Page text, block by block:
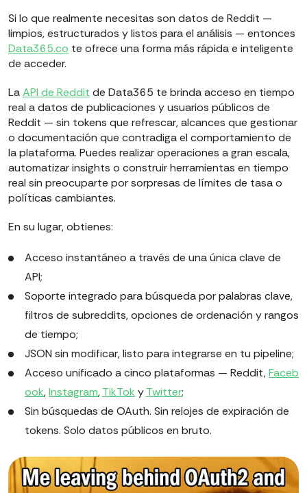
Si lo que realmente necesitas son datos de Reddit —
limpios, estructurados y listos para el análisis — entonces
Data365.co te ofrece una forma más rápida e inteligente
de acceder.
LaAPI de Reddit de Data365 te brinda acceso en tiempo
real a datos de publicaciones y usuarios públicos de
Reddit — sin tokens que refrescar, alcances que gestionar
o documentación que contradiga el comportamiento de
la plataforma. Puedes realizar operaciones a gran escala,
automatizar insights o construir herramientas en tiempo
real sin preocuparte por sorpresas de límites de tasa o
políticas cambiantes.
En su lugar, obtienes:
Acceso instantáneo a través de una única clave de
API;
Soporte integrado para búsqueda por palabras clave,
filtros de subreddits, opciones de ordenación y rangos
de tiempo;
JSON sin modificar, listo para integrarse en tu pipeline;
Acceso unificado a cinco plataformas — Reddit,Faceb
ook,Instagram,TikTok yTwitter;
Sin búsquedas de OAuth. Sin relojes de expiración de
tokens. Solo datos públicos en bruto.